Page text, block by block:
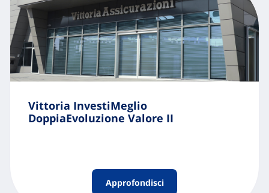
Vittoria InvestiMeglio
DoppiaEvoluzione Valore II
Approfondisci